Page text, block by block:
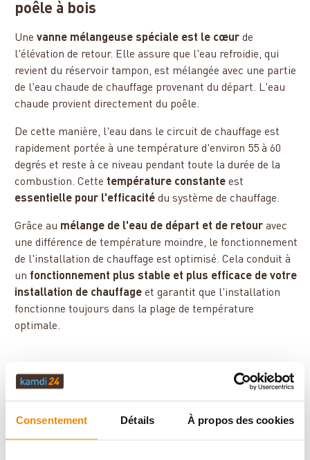
Consentement Détails À propos des cookies
poêle à bois
Unevanne mélangeuse spéciale est le cœur de
l'élévation de retour. Elle assure que l'eau refroidie, qui
revient du réservoir tampon, est mélangée avec une partie
de l'eau chaude de chauffage provenant du départ. L'eau
chaude provient directement du poêle.
De cette manière, l'eau dans le circuit de chauffage est
rapidement portée à une température d'environ 55 à 60
degrés et reste à ce niveau pendant toute la durée de la
combustion. Cette température constante est
essentielle pour l'efficacité du système de chauffage.
Grâce au mélange de l'eau de départ et de retour avec
une différence de température moindre, le fonctionnement
de l'installation de chauffage est optimisé. Cela conduit à
un fonctionnement plus stable et plus efficace de votre
installation de chauffage et garantit que l'installation
fonctionne toujours dans la plage de température
optimale.
L'élévation de
contient une pompe